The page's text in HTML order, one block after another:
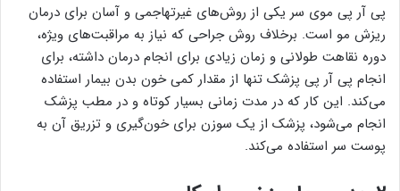
پی آر پی موی سر یکی از روش‌های غیرتهاجمی و آسان برای درمان
ریزش مو است. برخلاف روش جراحی که نیاز به مراقبت‌های ویژه،
دوره نقاهت طولانی و زمان زیادی برای انجام درمان داشته، برای
انجام پی آر پی پزشک تنها از مقدار کمی خون بدن بیمار استفاده
می‌کند. این کار که در مدت زمانی بسیار کوتاه و در مطب پزشک
انجام می‌شود، پزشک از یک سوزن برای خون‌گیری و تزریق آن به
پوست سر استفاده می‌کند.